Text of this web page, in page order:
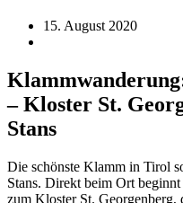
15. August 2020
– Kloster St.
Stans
Die schönste Klamm in Tirol
Stans. Direkt beim Ort
zum Kloster St. Georgenberg,